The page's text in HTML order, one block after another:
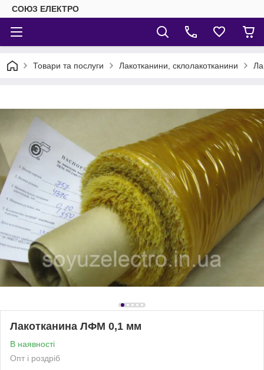
СОЮЗ ЕЛЕКТРО
Товари та послуги Лакотканини, склолакотканини
Лакотканина ЛФМ 0,1 мм
В наявності
Опт і роздріб